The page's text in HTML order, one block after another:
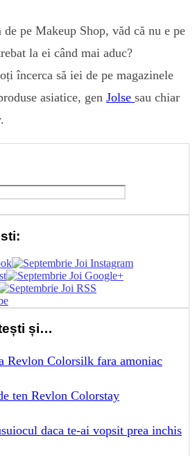
de pe Makeup Shop, văd că nu e pe
la ei când mai aduc?
încerca să iei de pe magazinele
asiatice, gen Jolse sau chiar
și…
Revlon Colorsilk fara amoniac
ten Revlon Colorstay
daca te-ai vopsit prea inchis